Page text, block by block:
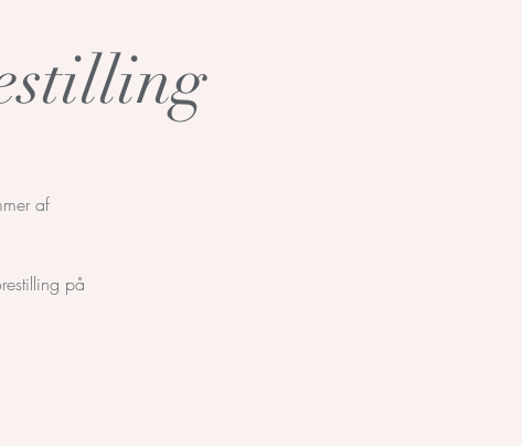
af
på